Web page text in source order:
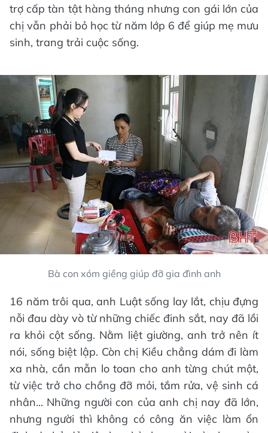
trợ cấp tàn tật hàng tháng nhưng con gái lớn của
chị vẫn phải bỏ học từ năm lớp 6 để giúp mẹ mưu
sinh, trang trải cuộc sống.
Bà con xóm giềng giúp đỡ gia đình anh
16 năm trôi qua, anh Luật sống lay lắt, chịu đựng
nỗi đau dày vò từ những chiếc đinh sắt, nay đã lồi
ra khỏi cột sống. Nằm liệt giường, anh trở nên ít
nói, sống biệt lập. Còn chị Kiều chẳng dám đi làm
xa nhà, cần mẫn lo toan cho anh từng chút một,
từ việc trở cho chồng đỡ mỏi, tắm rửa, vệ sinh cá
nhân... Những người con của anh chị nay đã lớn,
nhưng người thì không có công ăn việc làm ổn